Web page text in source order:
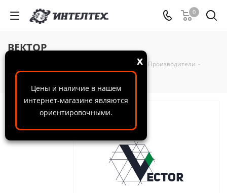
Цены и наличие в нашем
интернет-магазине являются
ориентировочными.
x
0
ВЕКТОР
Справочная информация Производители -
ВЕКТОР